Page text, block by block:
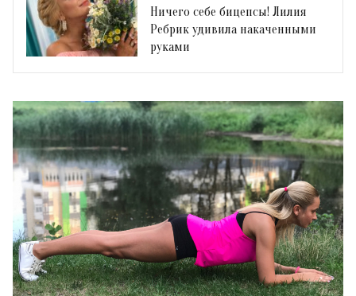
Ничего себе бицепсы! Лилия
Ребрик удивила накаченными
руками